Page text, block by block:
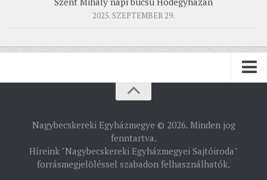
2025. SZEPTEMBER 29.
TÖRTÉNELEM
Nagybecskereki Egyházmegye © 2026. Minden jog
fenntartva.
Híreink "Nagybecskereki Egyházmegyei Sajtóiroda"
forrásmegjelöléssel szabadon felhasználhatók.